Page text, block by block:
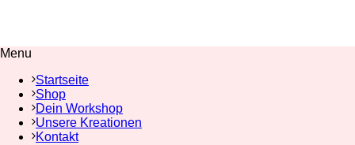
Menu
Startseite
Shop
Dein Workshop
Unsere Kreationen
Kontakt